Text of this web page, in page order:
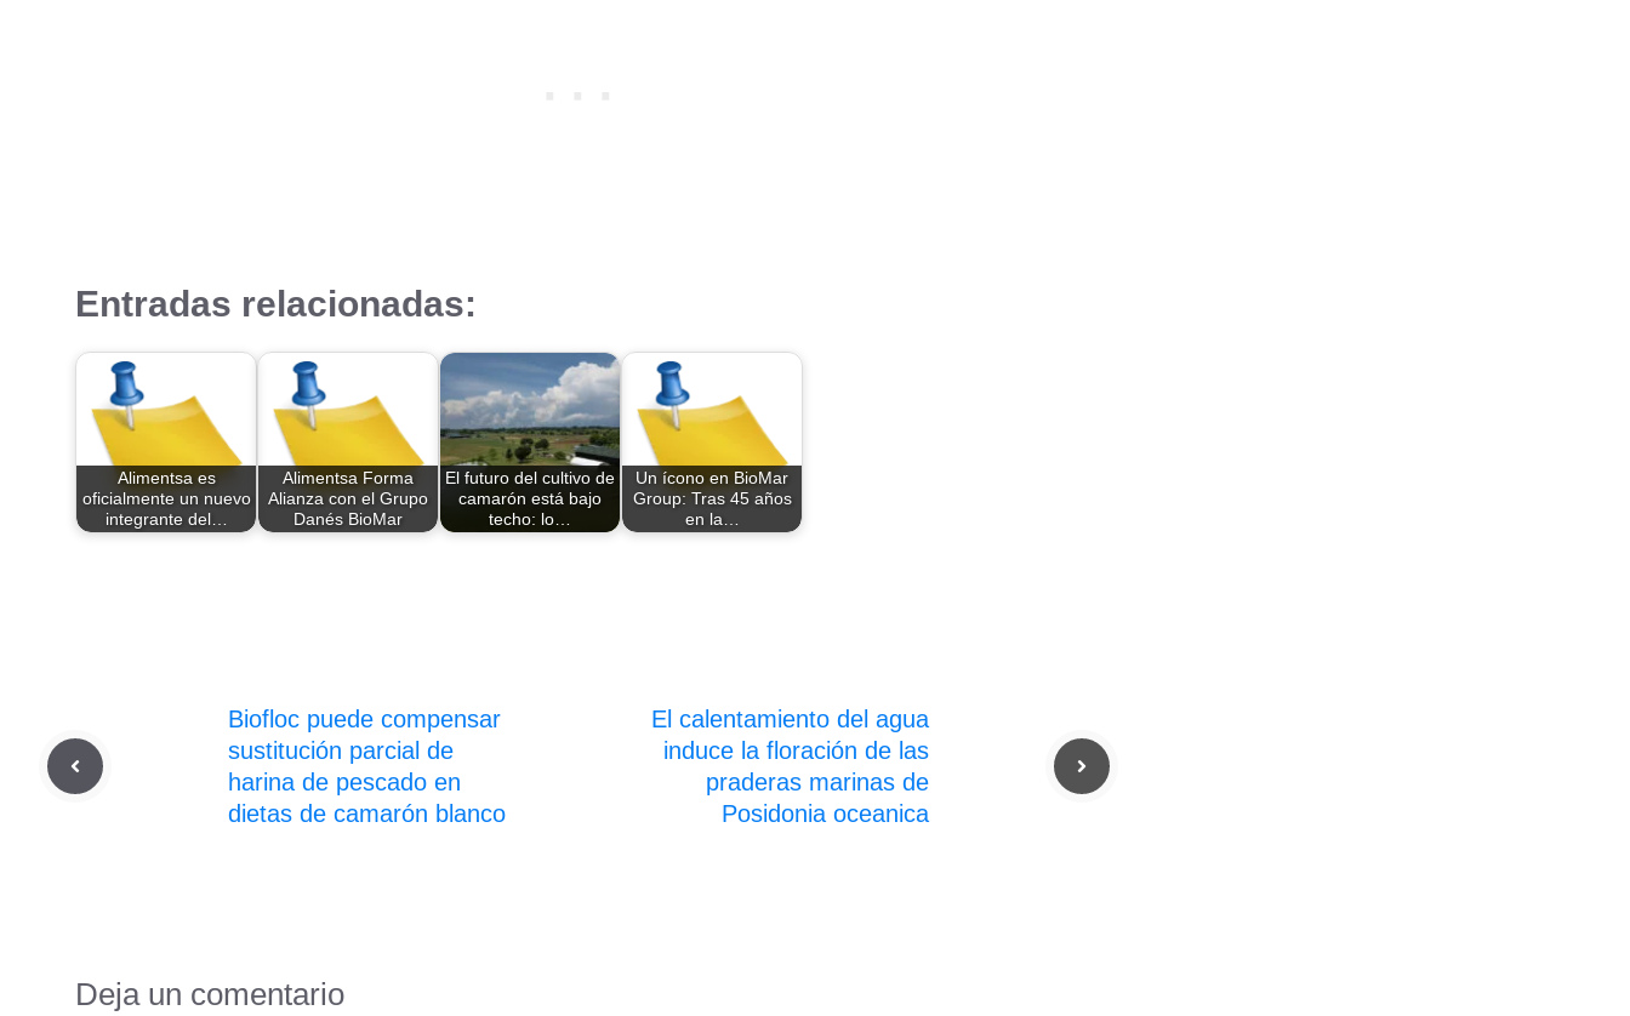
Entradas relacionadas:
Alimentsa es
oficialmente un nuevo
integrante del…
Alimentsa Forma
Alianza con el Grupo
Danés BioMar
El futuro del cultivo de
camarón está bajo
techo: lo…
Un ícono en BioMar
Group: Tras 45 años
en la…
Biofloc puede compensar
sustitución parcial de
harina de pescado en
dietas de camarón blanco
El calentamiento del agua
induce la floración de las
praderas marinas de
Posidonia oceanica
Deja un comentario